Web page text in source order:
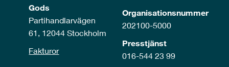
Gods
Partihandlarvägen
61, 12044 Stockholm
Fakturor
Organisationsnummer
202100-5000
Presstjänst
016-544 23 99